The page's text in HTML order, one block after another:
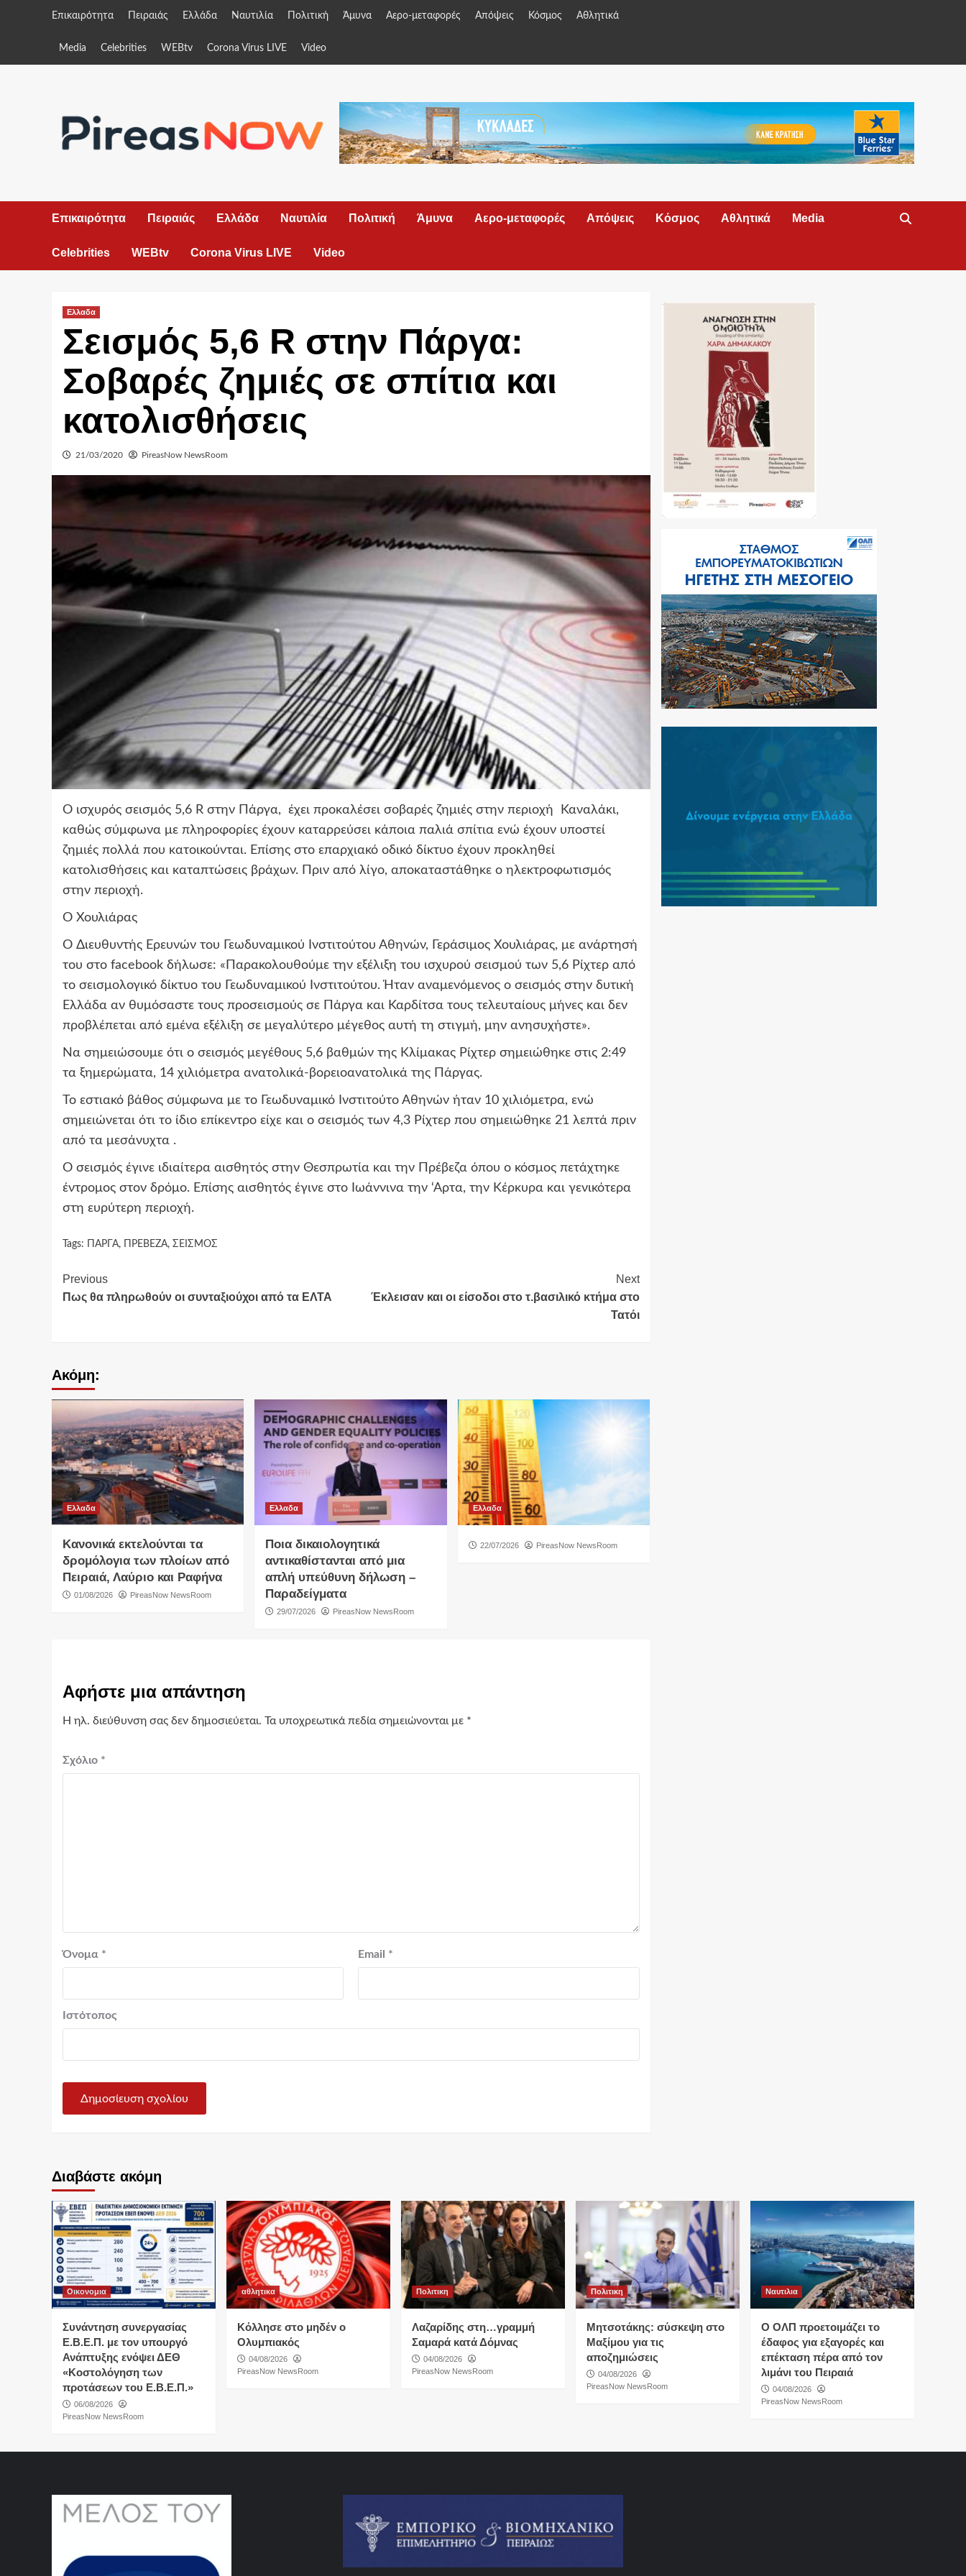
Επικαιρότητα Πειραιάς Ελλάδα Ναυτιλία Πολιτική Άμυνα Αερο-μεταφορές Απόψεις Κόσμος Αθλητικά
Media Celebrities WEBtv Corona Virus LIVE Video
Επικαιρότητα Πειραιάς Ελλάδα Ναυτιλία Πολιτική Άμυνα Αερο-μεταφορές Απόψεις Κόσμος Αθλητικά Media
Celebrities WEBtv Corona Virus LIVE Video
Ελλαδα
Σεισμός 5,6 R στην Πάργα:
Σοβαρές ζημιές σε σπίτια και
κατολισθήσεις
21/03/2020 PireasNow NewsRoom
O ισχυρός σεισμός 5,6 R στην Πάργα, έχει προκαλέσει σοβαρές ζημιές στην περιοχή Καναλάκι,
καθώς σύμφωνα με πληροφορίες έχουν καταρρεύσει κάποια παλιά σπίτια ενώ έχουν υποστεί
ζημιές πολλά που κατοικούνται. Επίσης στο επαρχιακό οδικό δίκτυο έχουν προκληθεί
κατολισθήσεις και καταπτώσεις βράχων. Πριν από λίγο, αποκαταστάθηκε ο ηλεκτροφωτισμός
στην περιοχή.
Ο Χουλιάρας
O Διευθυντής Ερευνών του Γεωδυναμικού Ινστιτούτου Αθηνών, Γεράσιμος Χουλιάρας, με ανάρτησή
του στο facebook δήλωσε: «Παρακολουθούμε την εξέλιξη του ισχυρού σεισμού των 5,6 Ρίχτερ από
το σεισμολογικό δίκτυο του Γεωδυναμικού Ινστιτούτου. Ήταν αναμενόμενος ο σεισμός στην δυτική
Ελλάδα αν θυμόσαστε τους προσεισμούς σε Πάργα και Καρδίτσα τους τελευταίους μήνες και δεν
προβλέπεται από εμένα εξέλιξη σε μεγαλύτερο μέγεθος αυτή τη στιγμή, μην ανησυχήστε».
Να σημειώσουμε ότι ο σεισμός μεγέθους 5,6 βαθμών της Κλίμακας Ρίχτερ σημειώθηκε στις 2:49
τα ξημερώματα, 14 χιλιόμετρα ανατολικά-βορειοανατολικά της Πάργας.
Το εστιακό βάθος σύμφωνα με το Γεωδυναμικό Ινστιτούτο Αθηνών ήταν 10 χιλιόμετρα, ενώ
σημειώνεται ότι το ίδιο επίκεντρο είχε και ο σεισμός των 4,3 Ρίχτερ που σημειώθηκε 21 λεπτά πριν
από τα μεσάνυχτα .
Ο σεισμός έγινε ιδιαίτερα αισθητός στην Θεσπρωτία και την Πρέβεζα όπου ο κόσμος πετάχτηκε
έντρομος στον δρόμο. Επίσης αισθητός έγινε στο Ιωάννινα την ‘Αρτα, την Κέρκυρα και γενικότερα
στη ευρύτερη περιοχή.
Tags: ΠΑΡΓΑ, ΠΡΕΒΕΖΑ, ΣΕΙΣΜΟΣ
Continue
Reading
Previous
Πως θα πληρωθούν οι συνταξιούχοι από τα ΕΛΤΑ
Next
Έκλεισαν και οι είσοδοι στο τ.βασιλικό κτήμα στο
Τατόι
Ακόμη:
Ελλαδα
Κανονικά εκτελούνται τα
δρομόλογια των πλοίων από
Πειραιά, Λαύριο και Ραφήνα
01/08/2026 PireasNow NewsRoom
Ελλαδα
Ποια δικαιολογητικά
αντικαθίστανται από μια
απλή υπεύθυνη δήλωση –
Παραδείγματα
29/07/2026 PireasNow NewsRoom
Ελλαδα
22/07/2026 PireasNow NewsRoom
Αφήστε μια απάντηση
Η ηλ. διεύθυνση σας δεν δημοσιεύεται. Τα υποχρεωτικά πεδία σημειώνονται με *
Σχόλιο *
Όνομα * Email *
Ιστότοπος
Διαβάστε ακόμη
Οικονομια
Συνάντηση συνεργασίας
Ε.Β.Ε.Π. με τον υπουργό
Ανάπτυξης ενόψει ΔΕΘ
«Κοστολόγηση των
προτάσεων του Ε.Β.Ε.Π.»
06/08/2026
PireasNow NewsRoom
αθλητικα
Κόλλησε στο μηδέν ο
Ολυμπιακός
04/08/2026
PireasNow NewsRoom
Πολιτικη
Λαζαρίδης στη…γραμμή
Σαμαρά κατά Δόμνας
04/08/2026
PireasNow NewsRoom
Πολιτικη
Μητσοτάκης: σύσκεψη στο
Μαξίμου για τις
αποζημιώσεις
04/08/2026
PireasNow NewsRoom
Ναυτιλια
O ΟΛΠ προετοιμάζει το
έδαφος για εξαγορές και
επέκταση πέρα από τον
λιμάνι του Πειραιά
04/08/2026
PireasNow NewsRoom